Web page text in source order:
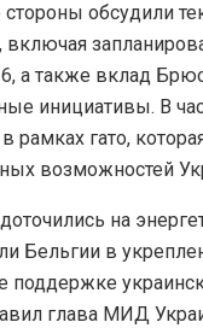
стороны обсудили
а также вклад
инициативы. В
рамках гато,
возможностей
на
Бельгии в
поддержке
глава МИД